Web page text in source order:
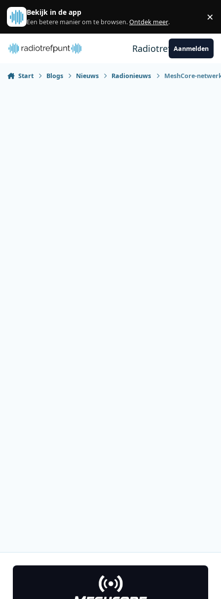
Spring naar bijdragen
Bekijk in de app
Een betere manier om te browsen.Ontdek meer. ×
RadiotrefpuntAanmelden
Start Blogs Nieuws Radionieuws MeshCore-